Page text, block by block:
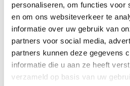
personaliseren, om functies voor
en om ons websiteverkeer te
informatie over uw gebruik van
partners voor social media,
partners kunnen deze gegevens
informatie die u aan ze heeft
verzameld op basis van uw
druivensoorten Riesling, Müller
een enkele Pinot Gris.